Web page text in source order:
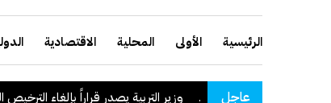
الرئيسية الأولى المحلية الاقتصادية
عاجلوزير التربية يصدر قراراً بإلغاء الترخيص التعليمي